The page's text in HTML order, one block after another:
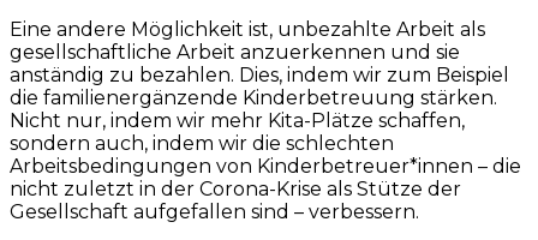
Eine andere Möglichkeit ist, unbezahlte Arbeit als
gesellschaftliche Arbeit anzuerkennen und sie
anständig zu bezahlen. Dies, indem wir zum Beispiel
die familienergänzende Kinderbetreuung stärken.
Nicht nur, indem wir mehr Kita-Plätze schaffen,
sondern auch, indem wir die schlechten
Arbeitsbedingungen von Kinderbetreuer*innen – die
nicht zuletzt in der Corona-Krise als Stütze der
Gesellschaft aufgefallen sind – verbessern.